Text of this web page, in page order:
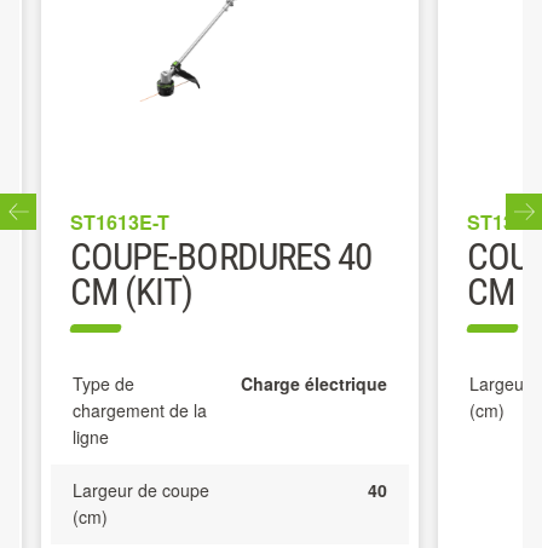
ST1613E-T
COUPE-BORDURES 40
CM (KIT)
Type de
chargement de la
ligne
Charge électrique
Largeur de coupe
(cm)
40
CM
Largeur
(cm)